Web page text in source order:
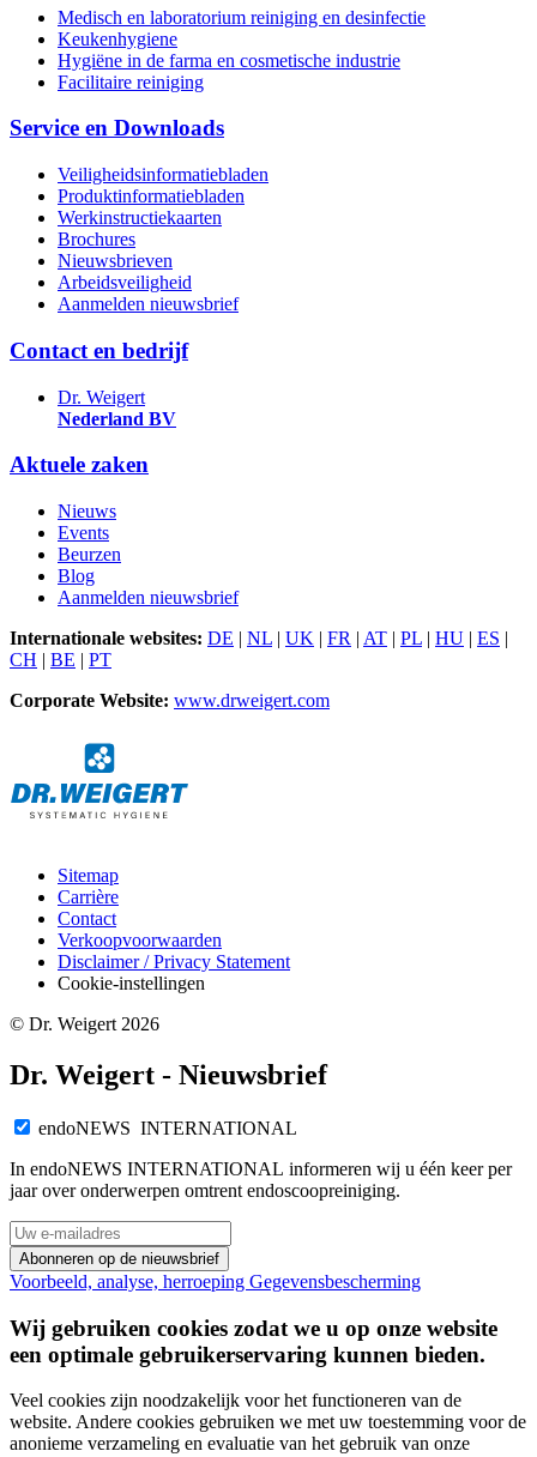
Medisch en laboratorium reiniging en desinfectie
Keukenhygiene
Hygiëne in de farma en cosmetische industrie
Facilitaire reiniging
Service en Downloads
Veiligheidsinformatiebladen
Produktinformatiebladen
Werkinstructiekaarten
Brochures
Nieuwsbrieven
Arbeidsveiligheid
Aanmelden nieuwsbrief
Contact en bedrijf
Dr. Weigert
Nederland BV
Aktuele zaken
Nieuws
Events
Beurzen
Blog
Aanmelden nieuwsbrief
Internationale websites: DE | NL | UK | FR | AT | PL | HU | ES |
CH | BE | PT
Corporate Website: www.drweigert.com
Sitemap
Carrière
Contact
Verkoopvoorwaarden
Disclaimer / Privacy Statement
Cookie-instellingen
© Dr. Weigert 2026
Dr. Weigert - Nieuwsbrief
endoNEWS INTERNATIONAL
In endoNEWS INTERNATIONAL informeren wij u één keer per
jaar over onderwerpen omtrent endoscoopreiniging.
Abonneren op de nieuwsbrief
Voorbeeld, analyse, herroeping Gegevensbescherming
Wij gebruiken cookies zodat we u op onze website
een optimale gebruikerservaring kunnen bieden.
Veel cookies zijn noodzakelijk voor het functioneren van de
website. Andere cookies gebruiken we met uw toestemming voor de
anonieme verzameling en evaluatie van het gebruik van onze